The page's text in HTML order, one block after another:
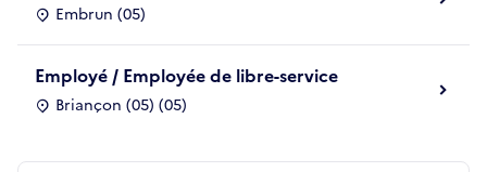
Embrun (05)
Employé / Employée de libre-service
Briançon (05) (05)